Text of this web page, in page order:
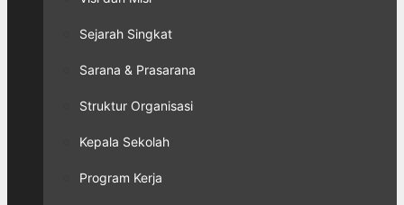
Sejarah Singkat
Sarana & Prasarana
Struktur Organisasi
Kepala Sekolah
Program Kerja